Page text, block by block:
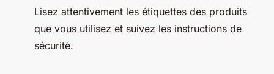
Lisez attentivement les étiquettes des produits
que vous utilisez et suivez les instructions de
sécurité.